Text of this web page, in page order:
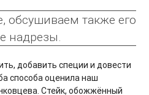
обсушиваем также его
надрезы.
добавить специи и довести
способа оценила наш
Стейк, обожжённый